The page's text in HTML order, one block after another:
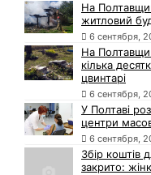
На
житловий
6 сентября,
На
кілька
цвинтарі
6 сентября,
У Полтаві
центри
6 сентября,
Збір коштів
закрито: